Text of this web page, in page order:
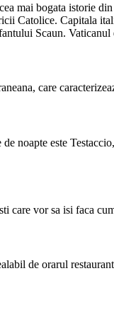
mai bogata istorie
Catolice. Capitala
Scaun.
care
noapte este
care vor sa isi faca
de orarul